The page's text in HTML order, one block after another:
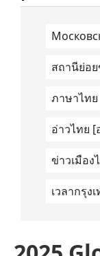
สถานีย่อ
ภาษาไทย
อ่าวไทย [
ข่าวเมือง
เวลากรุง